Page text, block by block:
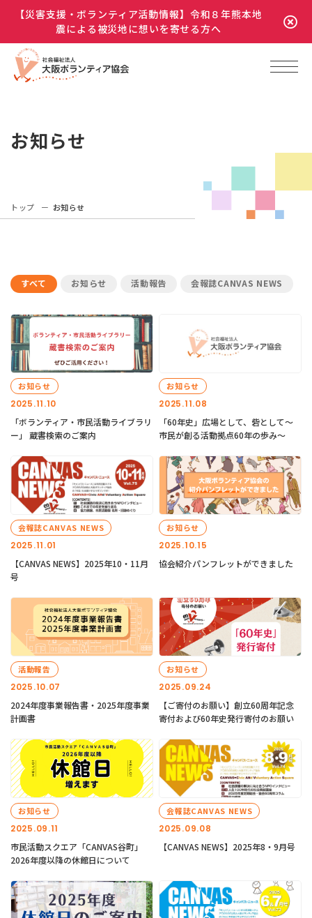
【災害支援・ボランティア活動情報】令和８年熊本地
震による被災地に想いを寄せる方へ
お知らせ
トップ お知らせ
すべて お知らせ 活動報告 会報誌CANVAS NEWS
2025.11.10
お知らせ
「ボランティア・市民活動ライブラリ
ー」 蔵書検索のご案内
2025.11.08
お知らせ
「60年史」広場として、砦として～
市民が創る活動拠点60年の歩み～
2025.11.01
会報誌CANVAS NEWS
【CANVAS NEWS】2025年10・11月
号
2025.10.15
お知らせ
協会紹介パンフレットができました
2025.10.07
活動報告
2024年度事業報告書・2025年度事業
計画書
2025.09.24
お知らせ
【ご寄付のお願い】創立60周年記念
寄付および60年史発行寄付のお願い
2025.09.11
お知らせ
市民活動スクエア「CANVAS谷町」
2026年度以降の休館日について
2025.09.08
会報誌CANVAS NEWS
【CANVAS NEWS】2025年8・9月号